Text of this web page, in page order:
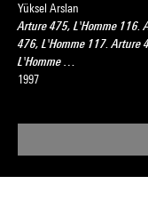
Yüksel Arslan
Arture 475, L'Homme 116.
476, L'Homme 117. Arture
L'Homme …
1997